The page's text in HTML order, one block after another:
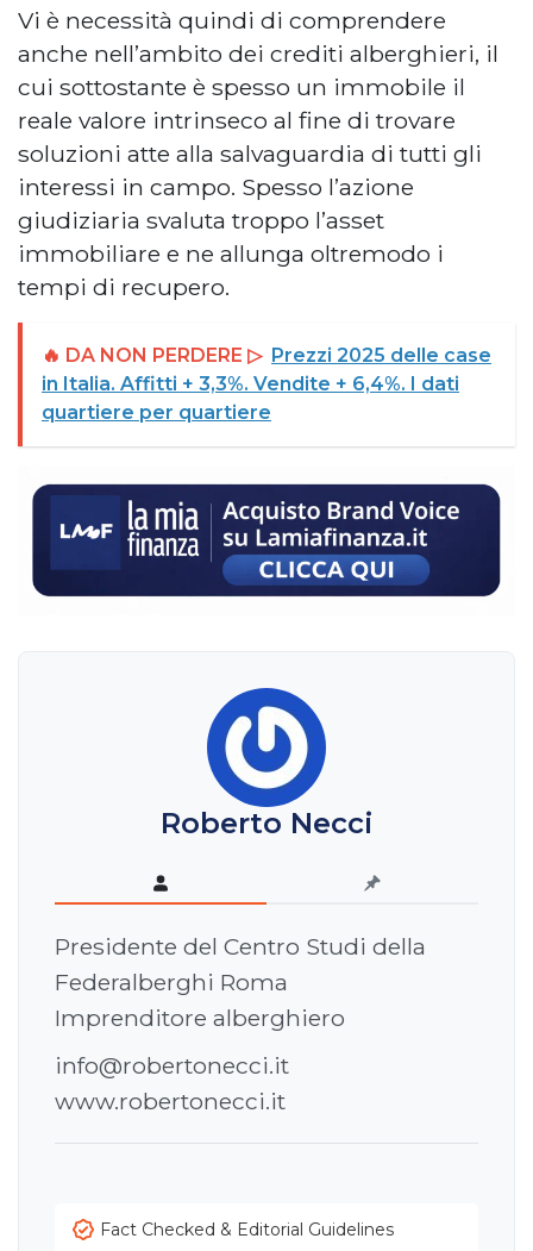
Vi è necessità quindi di comprendere
anche nell’ambito dei crediti alberghieri, il
cui sottostante è spesso un immobile il
reale valore intrinseco al fine di trovare
soluzioni atte alla salvaguardia di tutti gli
interessi in campo. Spesso l’azione
giudiziaria svaluta troppo l’asset
immobiliare e ne allunga oltremodo i
tempi di recupero.
🔥 DA NON PERDERE ▷ Prezzi 2025 delle case
in Italia. Affitti + 3,3%. Vendite + 6,4%. I dati
quartiere per quartiere
Roberto Necci
Presidente del Centro Studi della
Federalberghi Roma
Imprenditore alberghiero
info@robertonecci.it
www.robertonecci.it
Fact Checked & Editorial Guidelines